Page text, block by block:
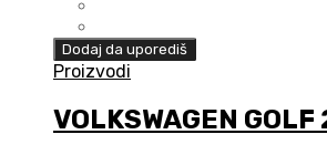
Dodaj da uporediš
Proizvodi
VOLKSWAGEN